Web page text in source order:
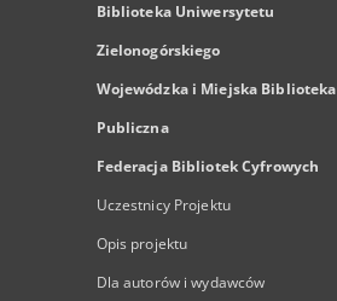
Biblioteka Uniwersytetu
Zielonogórskiego
Wojewódzka i Miejska Biblioteka
Publiczna
Federacja Bibliotek Cyfrowych
Uczestnicy Projektu
Opis projektu
Dla autorów i wydawców